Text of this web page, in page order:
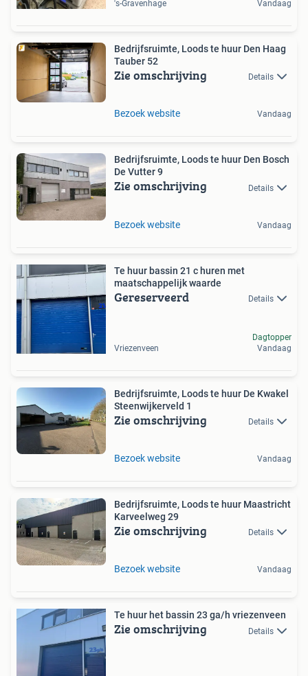
's-Gravenhage Vandaag
Bedrijfsruimte, Loods te huur Den Haag
Tauber 52
Zie omschrijving Details
Bezoek website Vandaag
Bedrijfsruimte, Loods te huur Den Bosch
De Vutter 9
Zie omschrijving Details
Bezoek website Vandaag
Te huur bassin 21 c huren met
maatschappelijk waarde
Gereserveerd Details
Vriezenveen
Dagtopper
Vandaag
Bedrijfsruimte, Loods te huur De Kwakel
Steenwijkerveld 1
Zie omschrijving Details
Bezoek website Vandaag
Bedrijfsruimte, Loods te huur Maastricht
Karveelweg 29
Zie omschrijving Details
Bezoek website Vandaag
Te huur het bassin 23 ga/h vriezenveen
Zie omschrijving Details